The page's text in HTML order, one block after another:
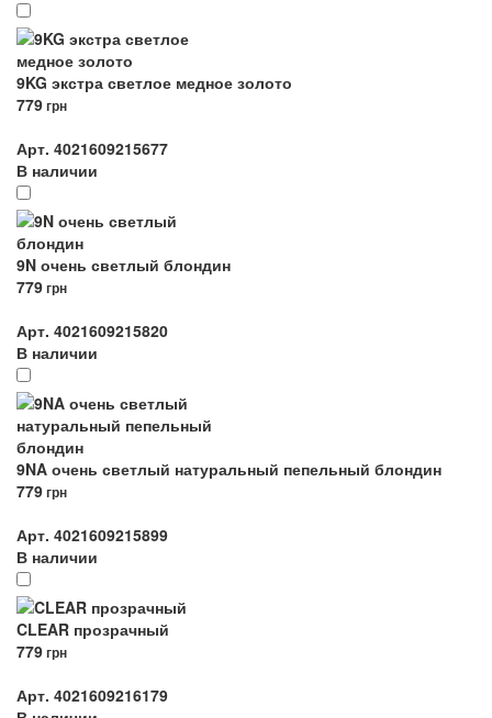
9KG экстра светлое медное золото
779грн
Арт. 4021609215677
В наличии
9N очень светлый блондин
779грн
Арт. 4021609215820
В наличии
9NA очень светлый натуральный пепельный блондин
779грн
Арт. 4021609215899
В наличии
CLEAR прозрачный
779грн
Арт. 4021609216179